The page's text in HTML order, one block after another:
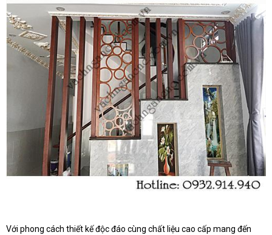
Với phong cách thiết kế độc đáo cùng chất liệu cao cấp mang đến